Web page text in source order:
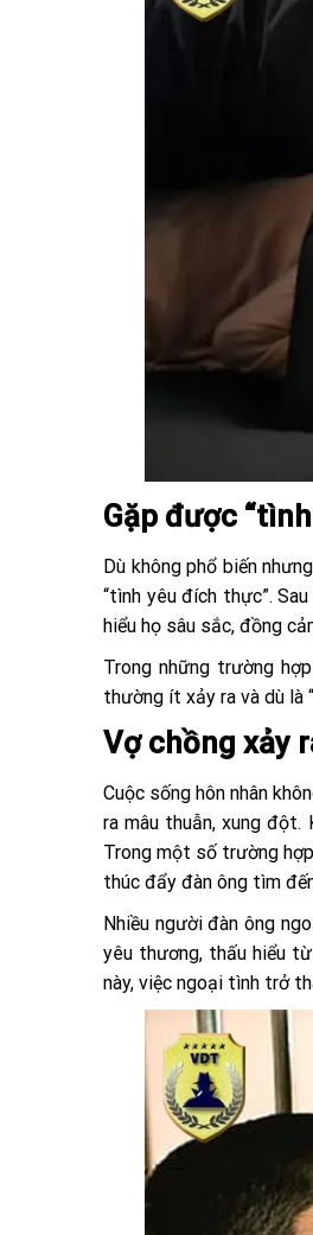
Gặp được
Dù không phổ biến
“tình yêu đích thực”.
hiểu họ sâu sắc, đồng
Trong những trường
thường ít xảy ra và dù là
Vợ chồng xảy
Cuộc sống hôn nhân
ra mâu thuẫn, xung
Trong một số trường
thúc đẩy đàn ông tìm
Nhiều người đàn ông
yêu thương, thấu hiểu
này, việc ngoại tình trở